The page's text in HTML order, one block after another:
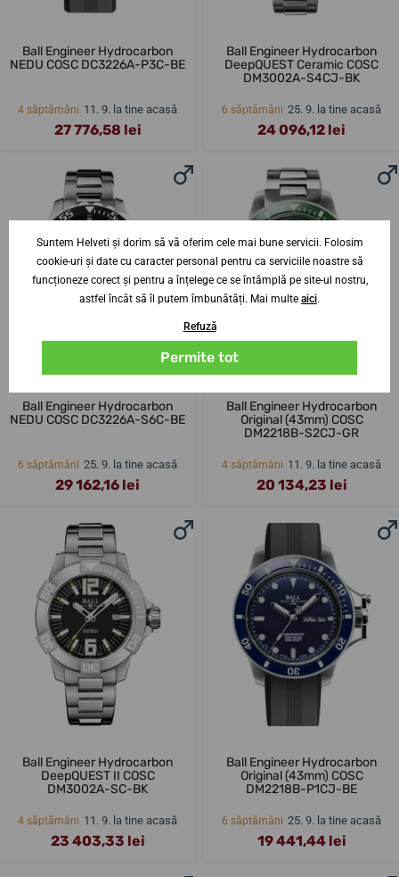
Ball Engineer Hydrocarbon
NEDU COSC DC3226A-P3C-BE
4 săptămâni 11. 9. la tine acasă
27 776,58 lei
Ball Engineer Hydrocarbon
DeepQUEST Ceramic COSC
DM3002A-S4CJ-BK
6 săptămâni 25. 9. la tine acasă
24 096,12 lei
Ball Engineer Hydrocarbon
NEDU COSC DC3226A-S6C-BE
6 săptămâni 25. 9. la tine acasă
29 162,16 lei
Ball Engineer Hydrocarbon
Original (43mm) COSC
DM2218B-S2CJ-GR
4 săptămâni 11. 9. la tine acasă
20 134,23 lei
Ball Engineer Hydrocarbon
DeepQUEST II COSC
DM3002A-SC-BK
4 săptămâni 11. 9. la tine acasă
23 403,33 lei
Ball Engineer Hydrocarbon
Original (43mm) COSC
DM2218B-P1CJ-BE
6 săptămâni 25. 9. la tine acasă
19 441,44 lei
Suntem Helveti și dorim să vă oferim cele mai bune servicii. Folosim
cookie-uri și date cu caracter personal pentru ca serviciile noastre să
funcționeze corect și pentru a înțelege ce se întâmplă pe site-ul nostru,
astfel încât să îl putem îmbunătăți. Mai multe aici.
Refuză
Permite tot